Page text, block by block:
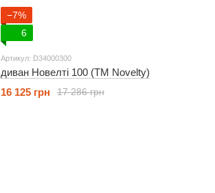
−7%
6
Артикул: D34000300
диван Новелті 100 (ТМ Novelty)
17 286 грн
16 125 грн